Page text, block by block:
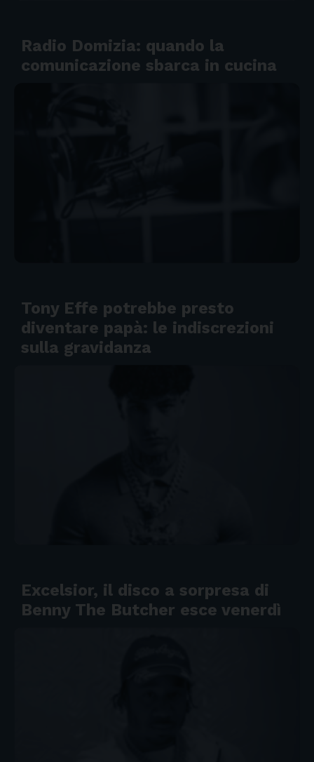
Radio Domizia: quando la
comunicazione sbarca in cucina
Tony Effe potrebbe presto
diventare papà: le indiscrezioni
sulla gravidanza
Excelsior, il disco a sorpresa di
Benny The Butcher esce venerdì